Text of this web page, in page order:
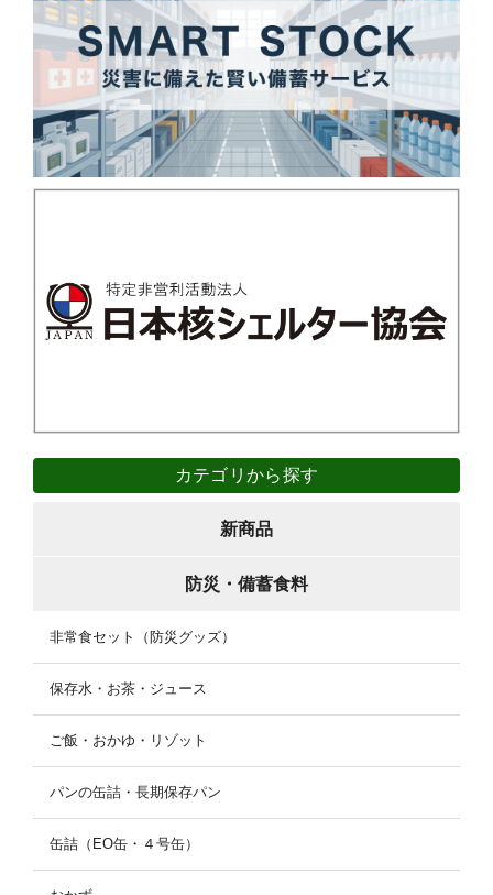
カテゴリから探す
新商品
防災・備蓄食料
非常食セット（防災グッズ）
保存水・お茶・ジュース
ご飯・おかゆ・リゾット
パンの缶詰・長期保存パン
缶詰（EO缶・４号缶）